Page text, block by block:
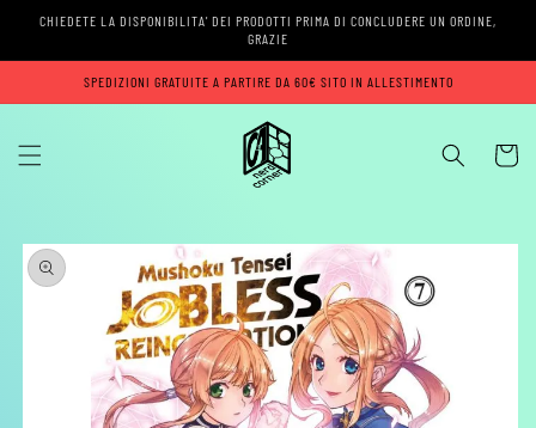
direttamente
CHIEDETE LA DISPONIBILITA' DEI PRODOTTI PRIMA DI CONCLUDERE UN ORDINE,
GRAZIE
SPEDIZIONI GRATUITE A PARTIRE DA 60€ SITO IN ALLESTIMENTO
Carrello
Passa alle
informazioni
sul prodotto